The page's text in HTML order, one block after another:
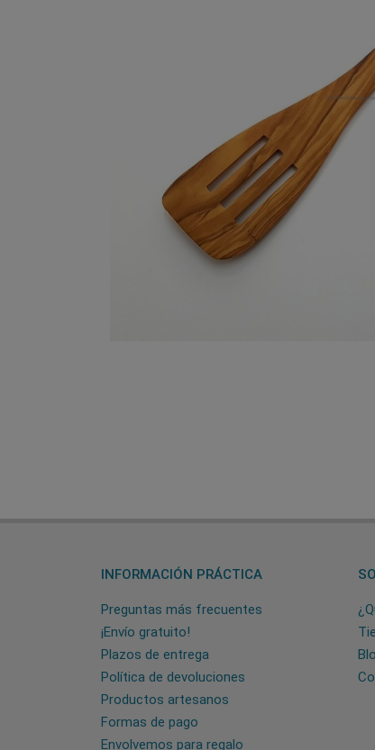
INFORMACIÓN PRÁCTICA
Preguntas más frecuentes
¡Envío gratuito!
Plazos de entrega
Política de devoluciones
Productos artesanos
Formas de pago
Envolvemos para regalo